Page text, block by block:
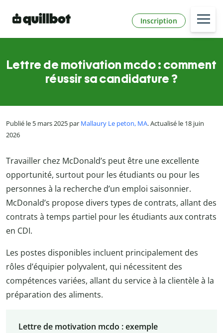
Inscription
Lettre de motivation mcdo : comment
réussir sa candidature ?
Publié le 5 mars 2025 par Mallaury Le peton, MA. Actualisé le 18 juin
2026
Travailler chez McDonald’s peut être une excellente
opportunité, surtout pour les étudiants ou pour les
personnes à la recherche d’un emploi saisonnier.
McDonald’s propose divers types de contrats, allant des
contrats à temps partiel pour les étudiants aux contrats
en CDI.
Les postes disponibles incluent principalement des
rôles d’équipier polyvalent, qui nécessitent des
compétences variées, allant du service à la clientèle à la
préparation des aliments.
Lettre de motivation mcdo : exemple